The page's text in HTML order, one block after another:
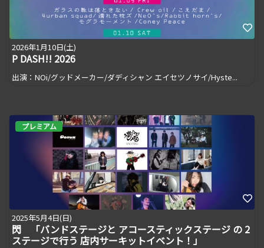
2026年1月10日(土)
P DASH!! 2026
出演：NOi/グッドメーカー/ダディシャン エイセツノサイ/Hyste...
プレミアム
2025年5月4日(日)
閃 「バンドステージと アコースティックステージ の 2
ステージで行う 店内サーキットイベント！」